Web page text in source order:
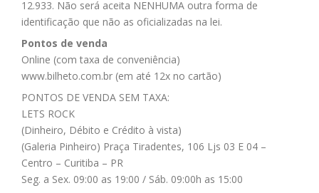
12.933. Não será aceita NENHUMA outra forma de
identificação que não as oficializadas na lei.
Pontos de venda
Online (com taxa de conveniência)
www.bilheto.com.br (em até 12x no cartão)
PONTOS DE VENDA SEM TAXA:
LETS ROCK
(Dinheiro, Débito e Crédito à vista)
(Galeria Pinheiro) Praça Tiradentes, 106 Ljs 03 E 04 –
Centro – Curitiba – PR
Seg. a Sex. 09:00 as 19:00 / Sáb. 09:00h as 15:00